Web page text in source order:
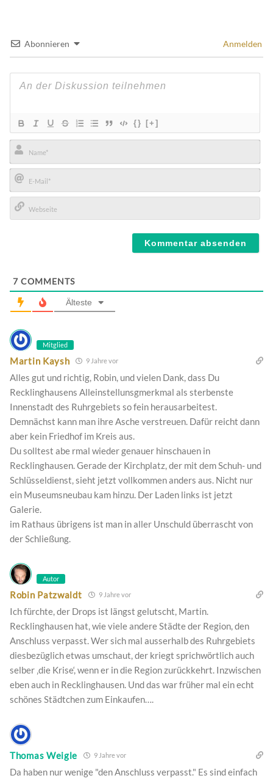
Abonnieren Anmelden
{} [+]
Name*
E-
Mail*
7 COMMENTS
Älteste
Mitglied
Martin Kaysh 9 Jahre vor
Alles gut und richtig, Robin, und vielen Dank, dass Du
Recklinghausens Alleinstellunsgmerkmal als sterbenste
Innenstadt des Ruhrgebiets so fein herausarbeitest.
Demnächst kann man ihre Asche verstreuen. Dafür reicht dann
aber kein Friedhof im Kreis aus.
Du solltest abe rmal wieder genauer hinschauen in
Recklinghausen. Gerade der Kirchplatz, der mit dem Schuh- und
Schlüsseldienst, sieht jetzt vollkommen anders aus. Nicht nur
ein Museumsneubau kam hinzu. Der Laden links ist jetzt
Galerie.
im Rathaus übrigens ist man in aller Unschuld überrascht von
der Schließung.
Autor
Robin Patzwaldt 9 Jahre vor
Ich fürchte, der Drops ist längst gelutscht, Martin.
Recklinghausen hat, wie viele andere Städte der Region, den
Anschluss verpasst. Wer sich mal ausserhalb des Ruhrgebiets
diesbezüglich etwas umschaut, der kriegt sprichwörtlich auch
selber ‚die Krise‘, wenn er in die Region zurückkehrt. Inzwischen
eben auch in Recklinghausen. Und das war früher mal ein echt
schönes Städtchen zum Einkaufen….
Thomas Weigle 9 Jahre vor
Da haben nur wenige "den Anschluss verpasst." Es sind einfach